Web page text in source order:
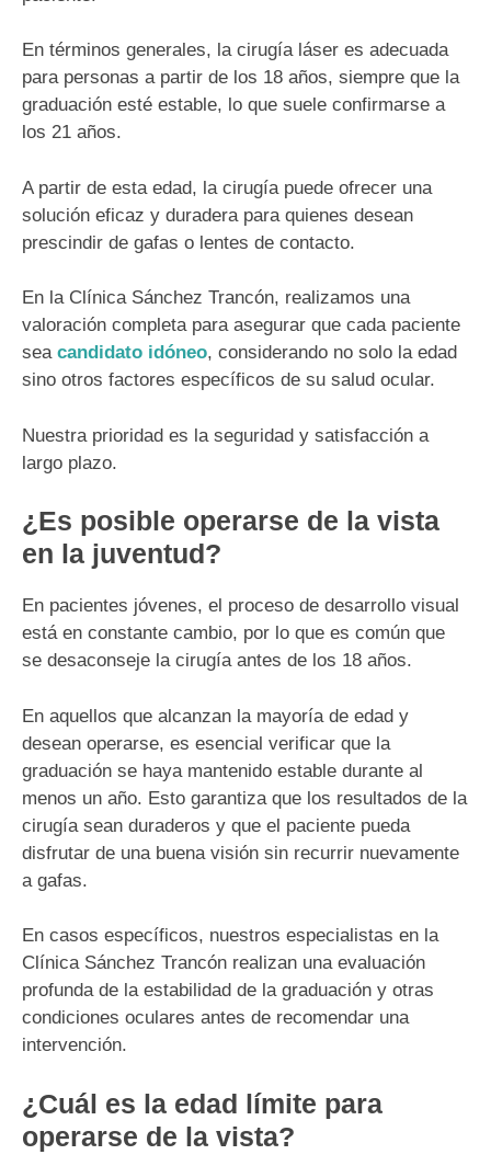
En términos generales, la cirugía láser es adecuada
para personas a partir de los 18 años, siempre que la
graduación esté estable, lo que suele confirmarse a
los 21 años.
A partir de esta edad, la cirugía puede ofrecer una
solución eficaz y duradera para quienes desean
prescindir de gafas o lentes de contacto.
En la Clínica Sánchez Trancón, realizamos una
valoración completa para asegurar que cada paciente
sea candidato idóneo, considerando no solo la edad
sino otros factores específicos de su salud ocular.
Nuestra prioridad es la seguridad y satisfacción a
largo plazo.
¿Es posible operarse de la vista
en la juventud?
En pacientes jóvenes, el proceso de desarrollo visual
está en constante cambio, por lo que es común que
se desaconseje la cirugía antes de los 18 años.
En aquellos que alcanzan la mayoría de edad y
desean operarse, es esencial verificar que la
graduación se haya mantenido estable durante al
menos un año. Esto garantiza que los resultados de la
cirugía sean duraderos y que el paciente pueda
disfrutar de una buena visión sin recurrir nuevamente
a gafas.
En casos específicos, nuestros especialistas en la
Clínica Sánchez Trancón realizan una evaluación
profunda de la estabilidad de la graduación y otras
condiciones oculares antes de recomendar una
intervención.
¿Cuál es la edad límite para
operarse de la vista?